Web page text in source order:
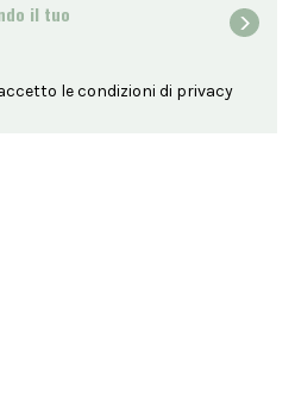
il tuo
le condizioni di privacy